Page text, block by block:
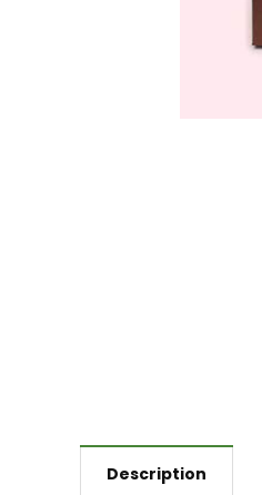
Description